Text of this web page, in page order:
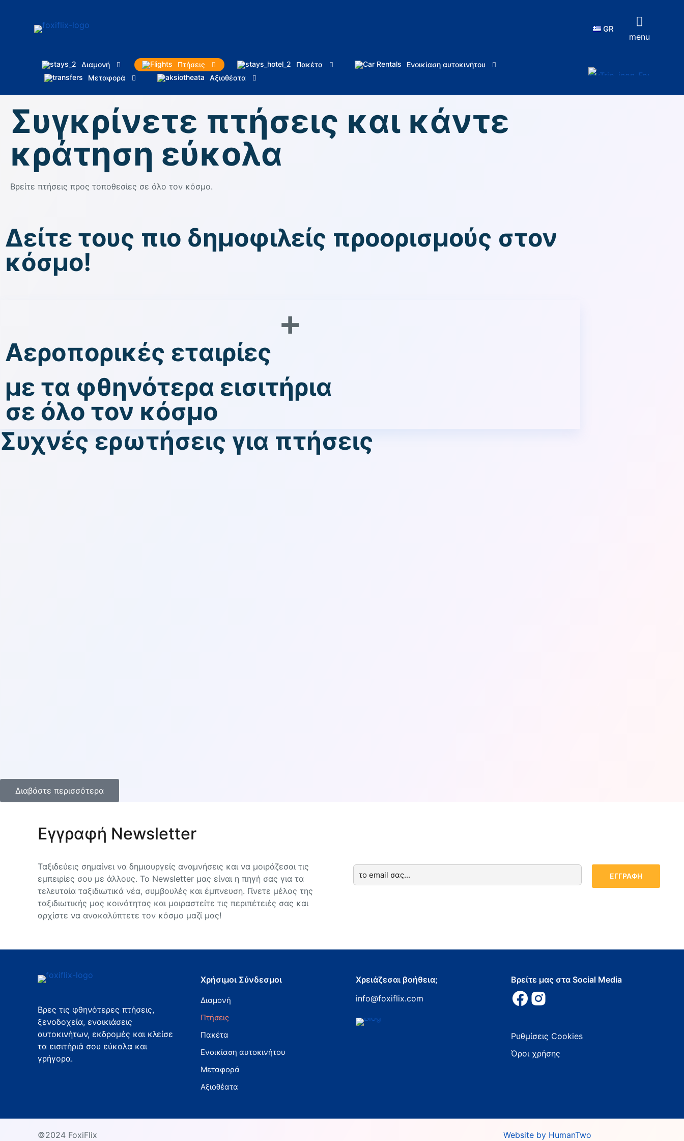
GR
menu
Διαμονή Πτήσεις Πακέτα
Ενοικίαση αυτοκινήτου
Μεταφορά
Αξιοθέατα
Συγκρίνετε πτήσεις και κάντε
κράτηση εύκολα
Βρείτε πτήσεις προς τοποθεσίες σε όλο τον κόσμο.
Δείτε τους πιο δημοφιλείς προορισμούς στον
κόσμο!
+
Αεροπορικές εταιρίες
με τα φθηνότερα εισιτήρια
σε όλο τον κόσμο
Συχνές ερωτήσεις για πτήσεις
Διαβάστε περισσότερα
Εγγραφή Newsletter
Ταξιδεύεις σημαίνει να δημιουργείς αναμνήσεις και να μοιράζεσαι τις
εμπειρίες σου με άλλους. Το Newsletter μας είναι η πηγή σας για τα
τελευταία ταξιδιωτικά νέα, συμβουλές και έμπνευση. Γίνετε μέλος της
ταξιδιωτικής μας κοινότητας και μοιραστείτε τις περιπέτειές σας και
αρχίστε να ανακαλύπτετε τον κόσμο μαζί μας!
Βρες τις φθηνότερες πτήσεις,
ξενοδοχεία, ενοικιάσεις
αυτοκινήτων, εκδρομές και κλείσε
τα εισιτήριά σου εύκολα και
γρήγορα.
Χρήσιμοι Σύνδεσμοι
Διαμονή
Πτήσεις
Πακέτα
Ενοικίαση αυτοκινήτου
Μεταφορά
Αξιοθέατα
Χρειάζεσαι βοήθεια;
info@foxiflix.com
Βρείτε μας στα Social Media
Ρυθμίσεις Cookies
Όροι χρήσης
©2024 FoxiFlix Website by HumanTwo